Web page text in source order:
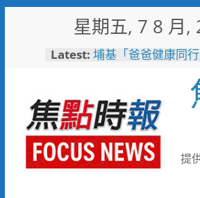
星期五, 7 8 月,
Latest: 高溫廚房藏危機 嘉
埔基「爸爸健康同
活動 結合醫療、
眾健康與安全
白海豚颱風來襲！台
全面整備迎戰強風
用「台灣電力APP
男子性侵偷拍又餵
斃 法官審後判十四
提